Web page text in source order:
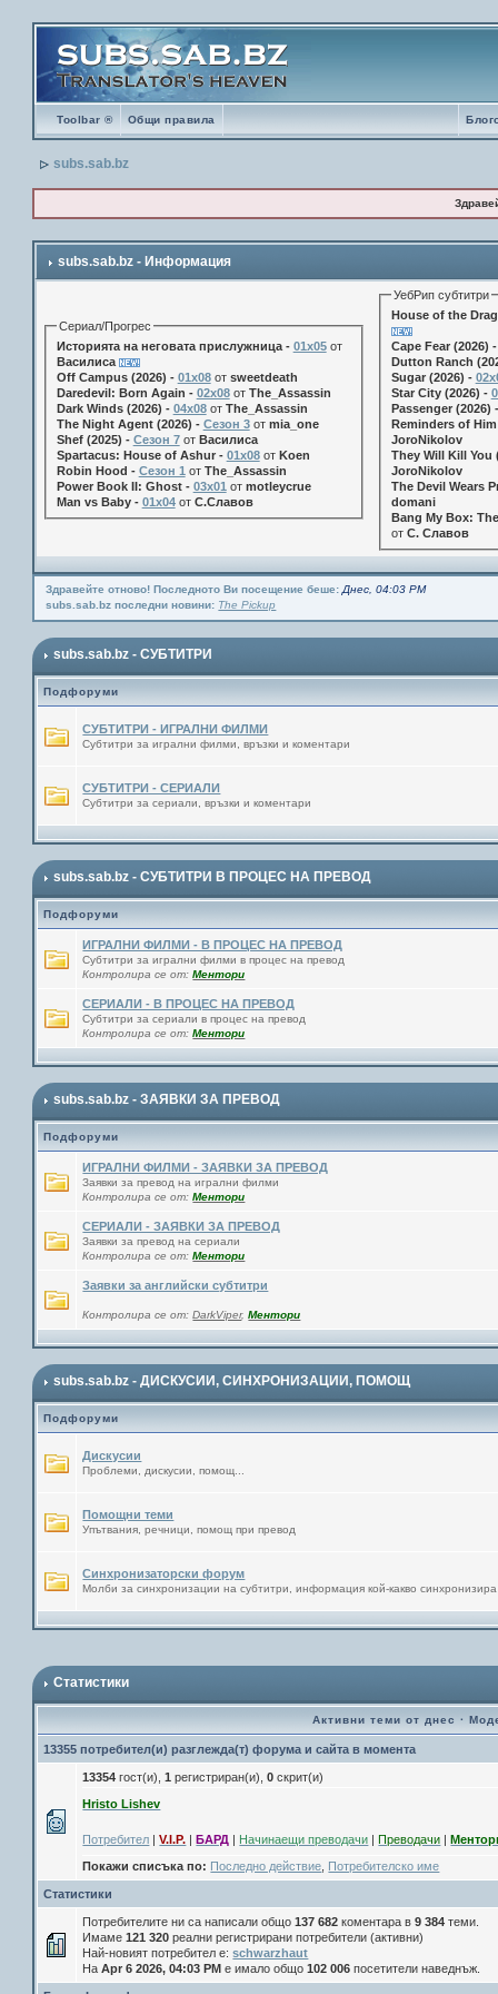
Toolbar ® Общи правила
subs.sab.bz
subs.sab.bz - Информация
Сериал/Прогрес
Историята на неговата прислужница - 01х05от
Василиса
Off Campus (2026) - 01x08от sweetdeath
Daredevil: Born Again - 02x08от The_Assassin
Dark Winds (2026) - 04x08от The_Assassin
The Night Agent (2026) - Сезон 3от mia_one
Shef (2025) - Сезон 7от Василиса
Spartacus: House of Ashur - 01x08от Koen
Robin Hood - Сезон 1 от The_Assassin
Power Book II: Ghost - 03x01 от motleycrue
Man vs Baby - 01x04от С.Славов
УебРип субтитри
House of the
Cape Fear (2026)
Dutton Ranch
Sugar (2026) -
Star City (2026) -
Passenger (2026)
Reminders of
JoroNikolov
They Will Kill You
JoroNikolov
The Devil Wears
domani
Bang My Box:
от С. Славов
Здравейте отново! Последното Ви посещение беше:Днес, 04:03 PM
subs.sab.bz последни новини: The Pickup
subs.sab.bz - СУБТИТРИ
Подфоруми
СУБТИТРИ - ИГРАЛНИ ФИЛМИ
Субтитри за игрални филми, връзки и коментари
СУБТИТРИ - СЕРИАЛИ
Субтитри за сериали, връзки и коментари
subs.sab.bz - СУБТИТРИ В ПРОЦЕС НА ПРЕВОД
Подфоруми
ИГРАЛНИ ФИЛМИ - В ПРОЦЕС НА ПРЕВОД
Субтитри за игрални филми в процес на превод
Контролира се от:Ментори
СЕРИАЛИ - В ПРОЦЕС НА ПРЕВОД
Субтитри за сериали в процес на превод
Контролира се от:Ментори
subs.sab.bz - ЗАЯВКИ ЗА ПРЕВОД
Подфоруми
ИГРАЛНИ ФИЛМИ - ЗАЯВКИ ЗА ПРЕВОД
Заявки за превод на игрални филми
Контролира се от:Ментори
СЕРИАЛИ - ЗАЯВКИ ЗА ПРЕВОД
Заявки за превод на сериали
Контролира се от:Ментори
Заявки за английски субтитри
Контролира се от:DarkViper,Ментори
subs.sab.bz - ДИСКУСИИ, СИНХРОНИЗАЦИИ, ПОМОЩ
Подфоруми
Дискусии
Проблеми, дискусии, помощ...
Помощни теми
Упътвания, речници, помощ при превод
Синхронизаторски форум
Молби за синхронизации на субтитри, информация кой-какво синхронизира
Статистики
Активни теми от днес ·
13355 потребител(и) разглежда(т) форума и сайта в момента
13354 гост(и),1 регистриран(и),0 скрит(и)
Hristo Lishev
Потребител |V.I.P. |БАРД | Начинаещи преводачи |Преводачи |
Покажи списъка по: Последно действие Потребителско име
Статистики
Потребителите ни са написали общо137 682 коментара в9 384 теми.
Имаме121 320 реални регистрирани потребители (активни)
Най-новият потребител е:schwarzhaut
НаApr 6 2026, 04:03 PM е имало общо102 006 посетители наведнъж.